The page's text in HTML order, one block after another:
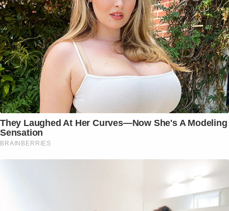
They Laughed At Her Curves—Now She's A Modeling
Sensation
BRAINBERRIES